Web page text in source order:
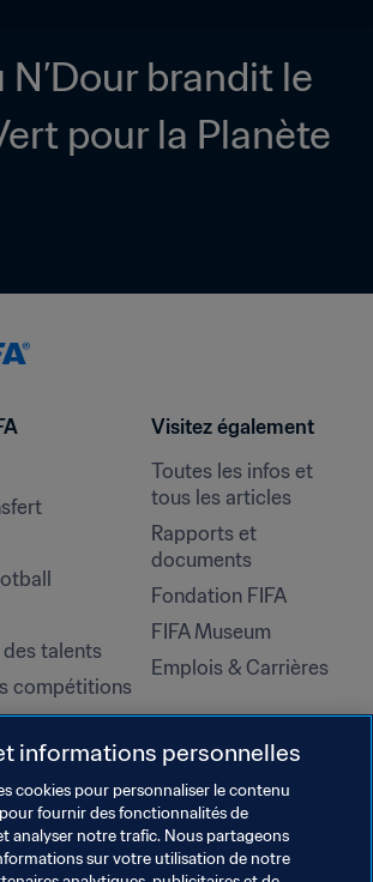
N’Dour brandit le
pour la Planète
talents
compétitions
et lutte contre
de
Visitez également
Toutes les infos et
tous les articles
Rapports et
documents
Fondation FIFA
FIFA Museum
Emplois & Carrières
informations personnelles
cookies pour personnaliser le contenu
fournir des fonctionnalités de
analyser notre trafic. Nous partageons
sur votre utilisation de notre